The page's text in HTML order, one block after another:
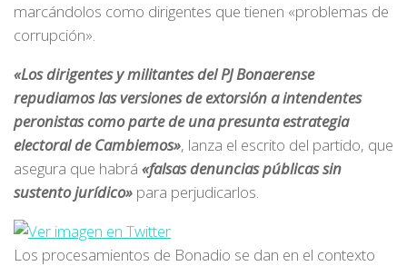
marcándolos como dirigentes que tienen «problemas de
corrupción».
«Los dirigentes y militantes del PJ Bonaerense
repudiamos las versiones de extorsión a intendentes
peronistas como parte de una presunta estrategia
electoral de Cambiemos», lanza el escrito del partido, que
asegura que habrá «falsas denuncias públicas sin
sustento jurídico» para perjudicarlos.
Los procesamientos de Bonadio se dan en el contexto